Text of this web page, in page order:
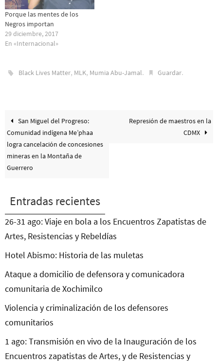
Porque las mentes de los
Negros importan
29 diciembre, 2017
En «Internacional»
Black Lives Matter, MLK, Mumia Abu-Jamal. Guardar.
San Miguel del Progreso:
Comunidad indígena Me’phaa
logra cancelación de concesiones
mineras en la Montaña de
Guerrero
Represión de maestros en la
CDMX
Entradas recientes
26-31 ago: Viaje en bola a los Encuentros Zapatistas de
Artes, Resistencias y Rebeldías
Hotel Abismo: Historia de las muletas
Ataque a domicilio de defensora y comunicadora
comunitaria de Xochimilco
Violencia y criminalización de los defensores
comunitarios
1 ago: Transmisión en vivo de la Inauguración de los
Encuentros zapatistas de Artes, y de Resistencias y